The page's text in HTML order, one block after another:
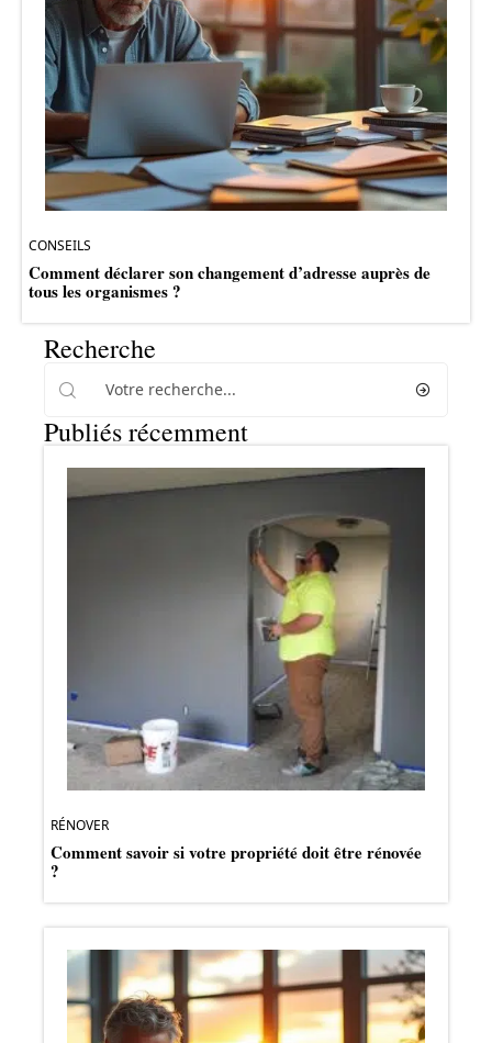
CONSEILS
Comment déclarer son changement d’adresse auprès de
tous les organismes ?
Recherche
Publiés récemment
RÉNOVER
Comment savoir si votre propriété doit être rénovée
?